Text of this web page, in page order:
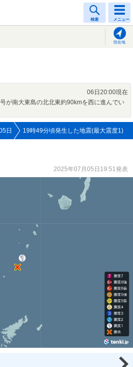
検索 メニュー
現在地
06日20:00現在
が南大東島の北北東約90kmを西に進んでい
日 19時49分頃発生した地震(最大震度1)
2025年07月05日19:51発表